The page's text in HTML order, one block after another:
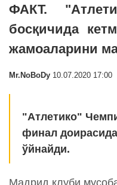
ФАКТ.
босқичида
жамоаларини
Mr.NoBoDy 10.07.2020 17:00
"Атлетико"
финал
ўйнайди.